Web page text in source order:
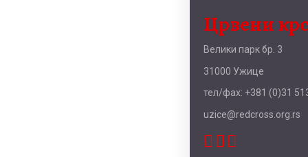
Црвени
Велики парк бр. 3
31000 Ужице
тел/фаx: +381 (0)31
uzice@redcross.org.rs